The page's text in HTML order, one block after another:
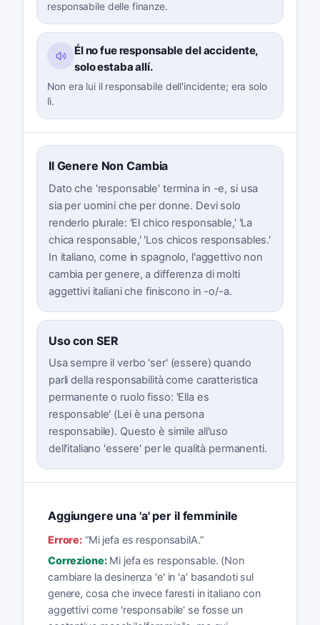
responsabile delle finanze.
Él no fue responsable del accidente,
solo estaba allí.
Non era lui il responsabile dell'incidente; era solo
lì.
Il Genere Non Cambia
Dato che 'responsable' termina in -e, si usa
sia per uomini che per donne. Devi solo
renderlo plurale: 'El chico responsable,' 'La
chica responsable,' 'Los chicos responsables.'
In italiano, come in spagnolo, l'aggettivo non
cambia per genere, a differenza di molti
aggettivi italiani che finiscono in -o/-a.
Uso con SER
Usa sempre il verbo 'ser' (essere) quando
parli della responsabilità come caratteristica
permanente o ruolo fisso: 'Ella es
responsable' (Lei è una persona
responsabile). Questo è simile all'uso
dell'italiano 'essere' per le qualità permanenti.
Aggiungere una 'a' per il femminile
Errore: “Mi jefa es responsabilA.”
Correzione: Mi jefa es responsable. (Non
cambiare la desinenza 'e' in 'a' basandoti sul
genere, cosa che invece faresti in italiano con
aggettivi come 'responsabile' se fosse un